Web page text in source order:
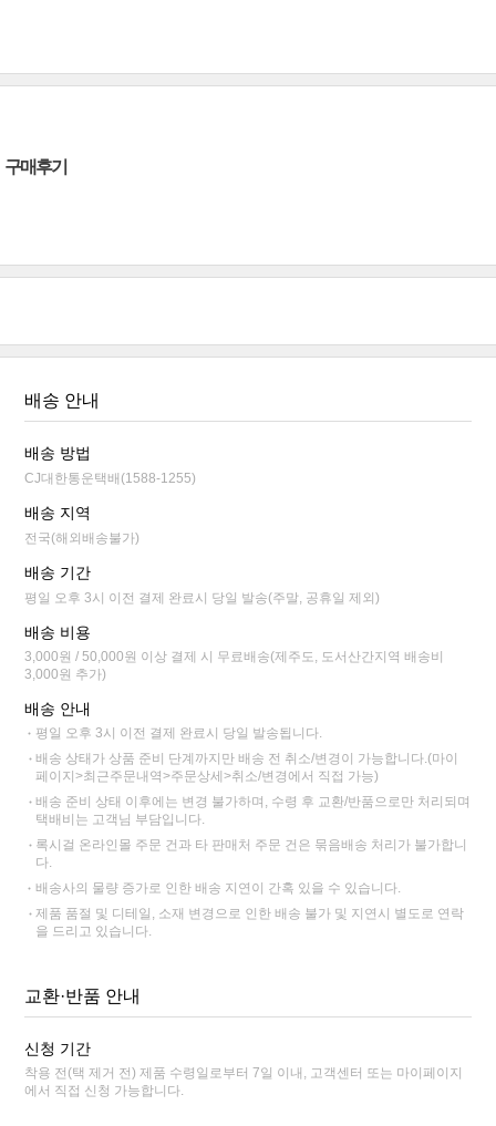
구매후기
배송 안내
배송 방법
CJ대한통운택배(1588-1255)
배송 지역
전국(해외배송불가)
배송 기간
평일 오후 3시 이전 결제 완료시 당일 발송(주말, 공휴일 제외)
배송 비용
3,000원 / 50,000원 이상 결제 시 무료배송(제주도, 도서산간지역 배송비
3,000원 추가)
배송 안내
평일 오후 3시 이전 결제 완료시 당일 발송됩니다.
배송 상태가 상품 준비 단계까지만 배송 전 취소/변경이 가능합니다.(마이
페이지>최근주문내역>주문상세>취소/변경에서 직접 가능)
배송 준비 상태 이후에는 변경 불가하며, 수령 후 교환/반품으로만 처리되며
택배비는 고객님 부담입니다.
록시걸 온라인몰 주문 건과 타 판매처 주문 건은 묶음배송 처리가 불가합니
다.
배송사의 물량 증가로 인한 배송 지연이 간혹 있을 수 있습니다.
제품 품절 및 디테일, 소재 변경으로 인한 배송 불가 및 지연시 별도로 연락
을 드리고 있습니다.
교환·반품 안내
신청 기간
착용 전(택 제거 전) 제품 수령일로부터 7일 이내, 고객센터 또는 마이페이지
에서 직접 신청 가능합니다.